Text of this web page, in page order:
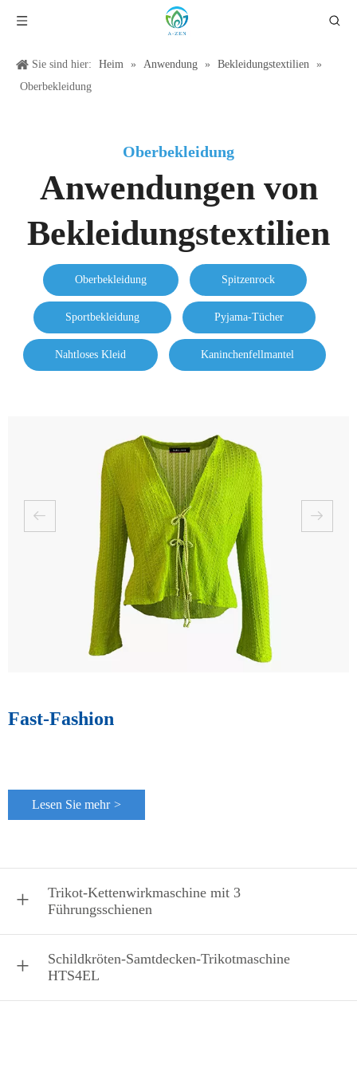
Sie sind hier: Heim » Anwendung » Bekleidungstextilien »
Oberbekleidung
Oberbekleidung
Anwendungen von
Bekleidungstextilien
Oberbekleidung Spitzenrock
Sportbekleidung Pyjama-Tücher
Nahtloses Kleid Kaninchenfellmantel
Fast-Fashion
Lesen Sie mehr >
Trikot-Kettenwirkmaschine mit 3
Führungsschienen
Schildkröten-Samtdecken-Trikotmaschine
HTS4EL